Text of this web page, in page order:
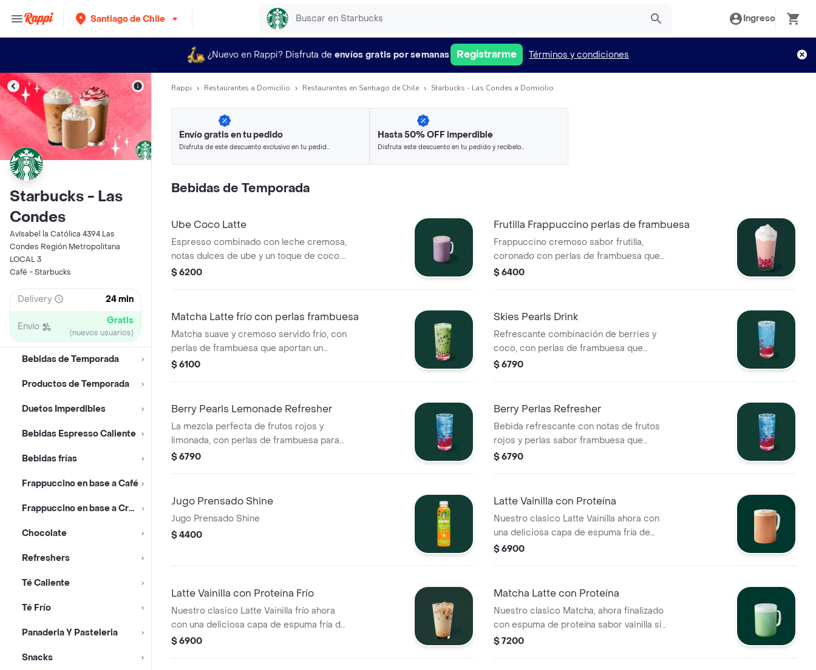
Santiago de Chile Ingreso
¿Nuevo en Rappi? Disfruta de envíos gratis por semanas Registrarme Términos y condiciones
Starbucks - Las
Condes
AvIsabel la Católica 4394 Las
Condes Región Metropolitana
LOCAL 3
Café - Starbucks
Delivery 24 min
Envío Gratis
(nuevos usuarios)
Bebidas de Temporada
Productos de Temporada
Duetos Imperdibles
Bebidas Espresso Caliente
Bebidas frías
Frappuccino en base a Café
Frappuccino en base a Crema
Chocolate
Refreshers
Té Caliente
Té Frío
Panaderia Y Pasteleria
Snacks
Rappi Restaurantes a Domicilio Restaurantes en Santiago de Chile Starbucks - Las Condes a Domicilio
Envío gratis en tu pedido
Disfruta de este descuento exclusivo en tu pedido
Hasta 50% OFF imperdible
Disfruta este descuento en tu pedido y recíbelo
Bebidas de Temporada
Ube Coco Latte
Espresso combinado con leche cremosa,
notas dulces de ube y un toque de coco.
Una bebida suave, diferente y llena de
$ 6200
Frutilla Frappuccino perlas de frambuesa
Frappuccino cremoso sabor frutilla,
coronado con perlas de frambuesa que
explotan en cada sorbo. Divertido, frutal y
$ 6400
Matcha Latte frío con perlas frambuesa
Matcha suave y cremoso servido frío, con
perlas de frambuesa que aportan un
toque frutal y divertido en cada sorbo.
$ 6100
Skies Pearls Drink
Refrescante combinación de berries y
coco, con perlas de frambuesa que
aportan un toque tropical y sorprendente.
$ 6790
Berry Pearls Lemonade Refresher
La mezcla perfecta de frutos rojos y
limonada, con perlas de frambuesa para
una experiencia fresca, cítrica y jugosa.
$ 6790
Berry Perlas Refresher
Bebida refrescante con notas de frutos
rojos y perlas sabor frambuesa que
añaden textura y un giro vibrante.
$ 6790
Jugo Prensado Shine
Jugo Prensado Shine
$ 4400
Latte Vainilla con Proteína
Nuestro clasico Latte Vainilla ahora con
una deliciosa capa de espuma fría de
vainilla o mocha encima.
$ 6900
Latte Vainilla con Proteína Frío
Nuestro clasico Latte Vainilla frío ahora
con una deliciosa capa de espuma fría de
vainilla o mocha encima.
$ 6900
Matcha Latte con Proteína
Nuestro clasico Matcha, ahora finalizado
con espuma de proteína sabor vainilla sin
azúcar.
$ 7200